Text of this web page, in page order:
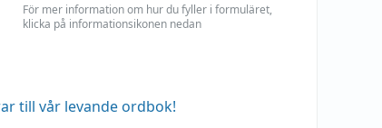
För mer information om hur du fyller i formuläret,
klicka på informationsikonen nedan
till vår levande ordbok!